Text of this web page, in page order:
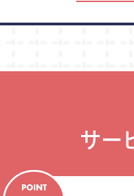
サー